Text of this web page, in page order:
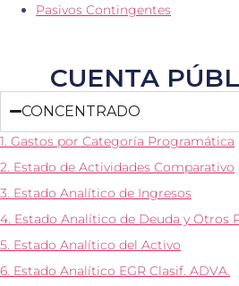
Pasivos Contingentes
CUENTA
CONCENTRADO
1. Gastos por Categoría Programática
2. Estado de Actividades Comparativo
3. Estado Analítico de Ingresos
4. Estado Analítico de Deuda y Otros
5. Estado Analítico del Activo
6. Estado Analítico EGR Clasif. ADVA.